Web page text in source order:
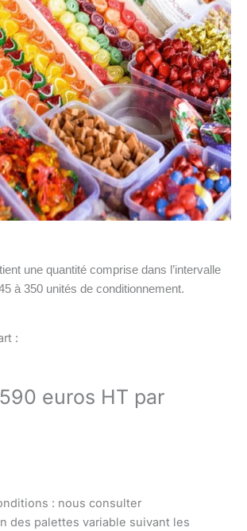
une quantité comprise dans l’intervalle
à 350 unités de conditionnement.
:
euros HT par
: nous consulter
des palettes variable suivant les